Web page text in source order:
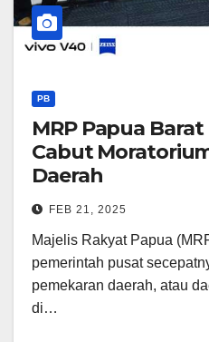
PB
MRP Papua
Cabut
Daerah
FEB 21, 2025
Majelis Rakyat Papua
pemerintah pusat
pemekaran daerah, atau
di…